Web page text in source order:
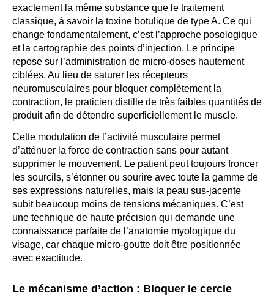
exactement la même substance que le traitement
classique, à savoir la toxine botulique de type A. Ce qui
change fondamentalement, c’est l’approche posologique
et la cartographie des points d’injection. Le principe
repose sur l’administration de micro-doses hautement
ciblées. Au lieu de saturer les récepteurs
neuromusculaires pour bloquer complètement la
contraction, le praticien distille de très faibles quantités de
produit afin de détendre superficiellement le muscle.
Cette modulation de l’activité musculaire permet
d’atténuer la force de contraction sans pour autant
supprimer le mouvement. Le patient peut toujours froncer
les sourcils, s’étonner ou sourire avec toute la gamme de
ses expressions naturelles, mais la peau sus-jacente
subit beaucoup moins de tensions mécaniques. C’est
une technique de haute précision qui demande une
connaissance parfaite de l’anatomie myologique du
visage, car chaque micro-goutte doit être positionnée
avec exactitude.
Le mécanisme d’action : Bloquer le cercle